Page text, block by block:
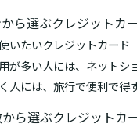
ら選ぶクレジットカ
いたいクレジットカード
が多い人には、ネット
人には、旅行で便利で得
ら選ぶクレジットカ